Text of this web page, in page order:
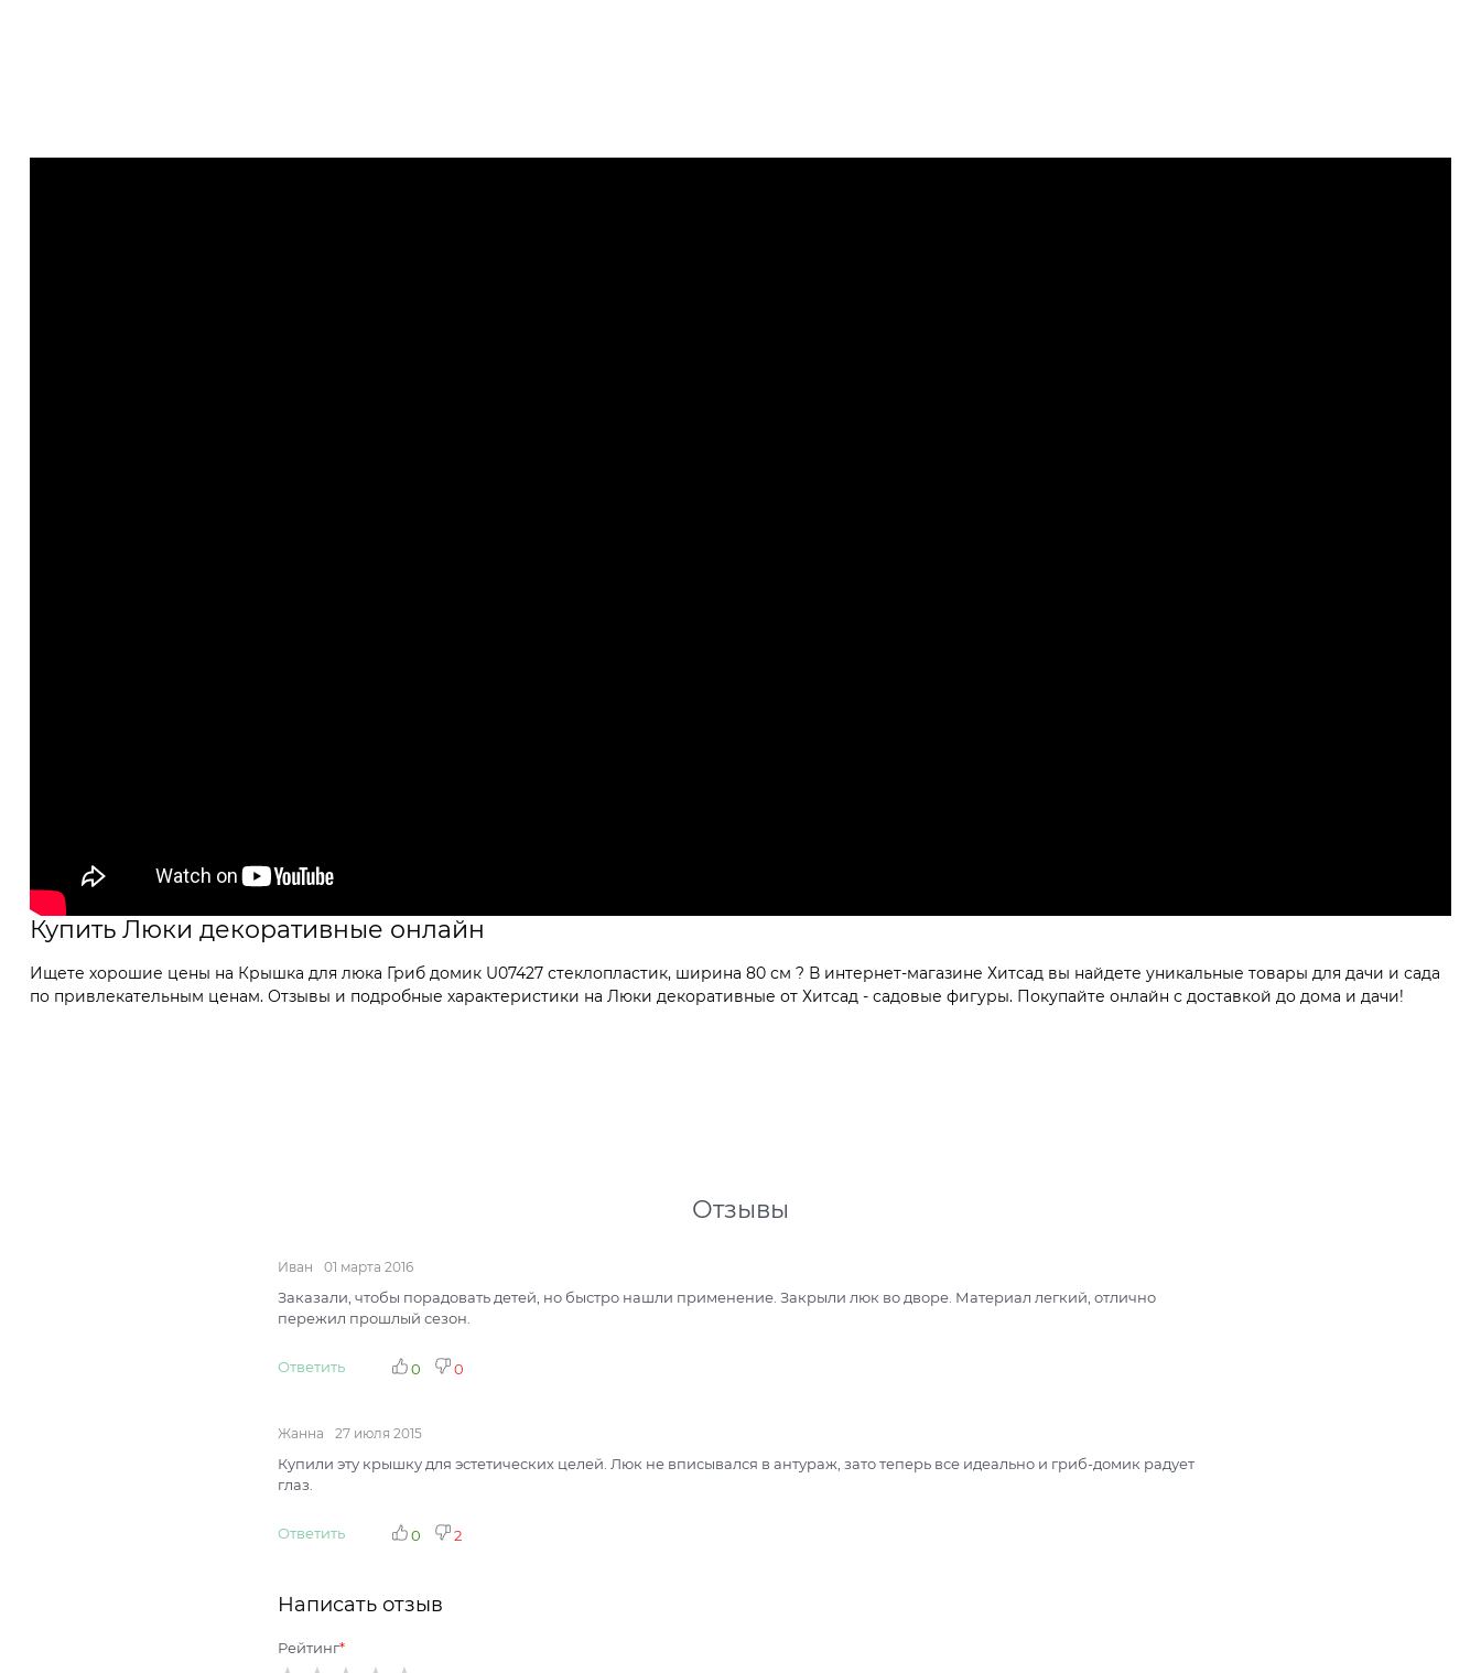
Купить Люки декоративные онлайн
Ищете хорошие цены на Крышка для люка Гриб домик U07427 стеклопластик, ширина 80 см ? В интернет-магазине Хитсад вы найдете уникальные товары для дачи и сада
по привлекательным ценам. Отзывы и подробные характеристики на Люки декоративные от Хитсад - садовые фигуры. Покупайте онлайн с доставкой до дома и дачи!
Отзывы
Иван 01 марта 2016
Заказали, чтобы порадовать детей, но быстро нашли применение. Закрыли люк во дворе. Материал легкий, отлично
пережил прошлый сезон.
Ответить 0 0
Жанна 27 июля 2015
Купили эту крышку для эстетических целей. Люк не вписывался в антураж, зато теперь все идеально и гриб-домик радует
глаз.
Ответить 0 2
Написать отзыв
Рейтинг